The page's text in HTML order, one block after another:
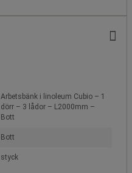
Arbetsbänk i linoleum Cubio – 1
dörr – 3 lådor – L2000mm –
Bott
Bott
styck